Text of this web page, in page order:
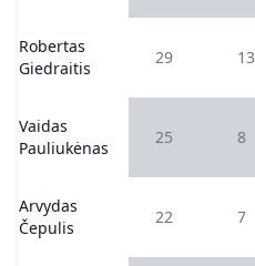
Robertas
Giedraitis
29 13
Vaidas
Pauliukėnas
25 8
Arvydas
Čepulis
22 7